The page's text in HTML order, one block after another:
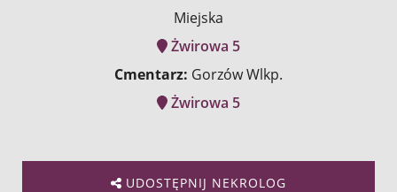
Miejska
Żwirowa 5
Cmentarz: Gorzów Wlkp.
Żwirowa 5
UDOSTĘPNIJ NEKROLOG